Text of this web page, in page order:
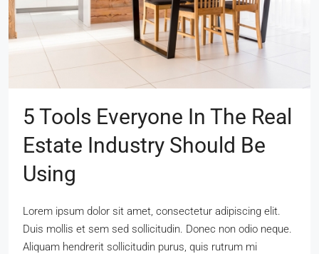
5 Tools Everyone In The Real
Estate Industry Should Be
Using
Lorem ipsum dolor sit amet, consectetur adipiscing elit.
Duis mollis et sem sed sollicitudin. Donec non odio neque.
Aliquam hendrerit sollicitudin purus, quis rutrum mi